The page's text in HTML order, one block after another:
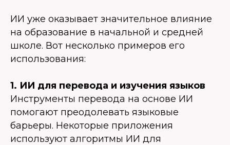
ИИ уже оказывает значительное влияние
на образование в начальной и средней
школе. Вот несколько примеров его
использования:
1. ИИ для перевода и изучения языков
Инструменты перевода на основе ИИ
помогают преодолевать языковые
барьеры. Некоторые приложения
используют алгоритмы ИИ для